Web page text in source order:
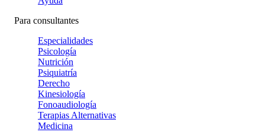
Para consultantes
Especialidades
Psicología
Nutrición
Psiquiatría
Derecho
Kinesiología
Fonoaudiología
Terapias Alternativas
Medicina